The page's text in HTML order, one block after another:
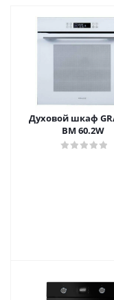
Духовой шкаф
BM 60.2W